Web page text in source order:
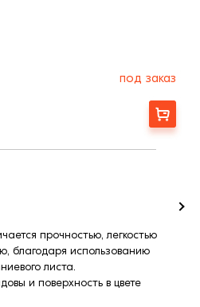
под заказ
Заказать
прочностью, легкостью
благодаря использованию
листа.
и поверхность в цвете